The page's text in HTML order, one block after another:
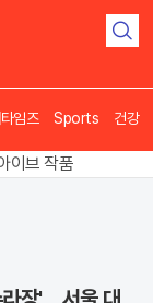
검
임즈 Sports 건강
선 요동
이브 작품